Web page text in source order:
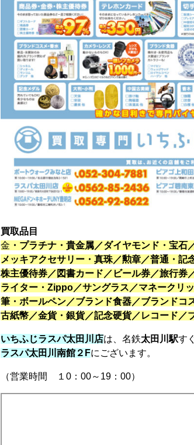
買取品目
金 ・プラチナ・貴金属／ダイヤモンド・宝
メッキアクセサリー・真珠／勲章／普通・
株主優待券／図書カード／ビール券／旅行券
ライター・Zippo／サングラス／マネークリ
筆・ボールペン／ブランド食器／ブランドコ
古紙幣／金貨・銀貨／記念硬貨／レコード／
いちふじラスパ太田川店は、名鉄太田川駅す
ラスパ太田川南館２Fにございます。
（営業時間 １0：00～19：00）